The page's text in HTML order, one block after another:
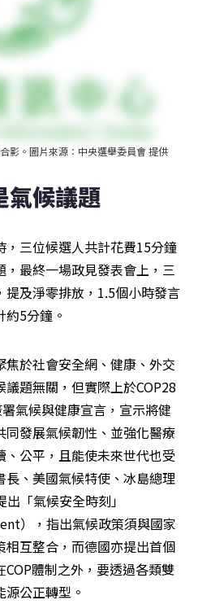
影。圖片來源：中央選舉委員會 提供
氣候議題
三位候選人共計花費15分鐘
最終一場政見發表會上，三
及淨零排放，1.5個小時發言
5分鐘。
於社會安全網、健康、外交
題無關，但實際上於COP28
氣候與健康宣言，宣示將健
發展氣候韌性、並強化醫療
公平，且能使未來世代也受
、美國氣候特使、冰島總理
「氣候安全時刻」
），指出氣候政策須與國家
互整合，而德國亦提出首個
COP體制之外，要透過各類雙
公正轉型。